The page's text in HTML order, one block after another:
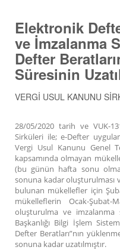
Elektronik
ve İmzalanma
Defter
Süresinin
VERGİ USUL KANUNU
28/05/2020 tarih ve VUK-
Sirküleri ile; e-Defter
Vergi Usul Kanunu Genel
kapsamında olmayan
(bu günün hafta sonu
sonuna kadar oluşturulması
bulunan mükellefler için
mükelleflerin Ocak-Şubat-
oluşturulma ve imzalanma
Başkanlığı Bilgi İşlem
Defter Beratları”nın
sonuna kadar uzatılmıştır.